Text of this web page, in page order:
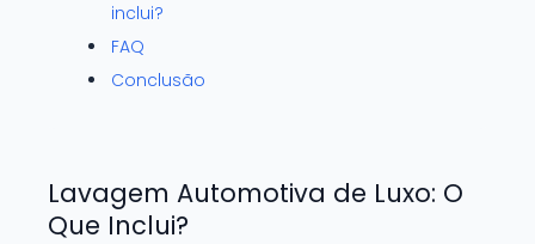
inclui?
FAQ
Conclusão
Lavagem Automotiva de Luxo: O
Que Inclui?